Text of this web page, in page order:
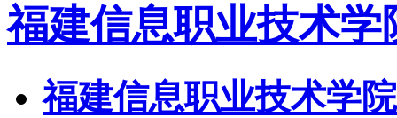
福建信息职业技术学
福建信息职业技术学